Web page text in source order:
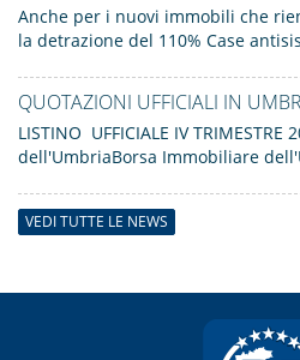
Anche per i nuovi immobili che
la detrazione del 110% Case
QUOTAZIONI UFFICIALI IN
LISTINO UFFICIALE IV
dell'UmbriaBorsa Immobiliare
VEDI TUTTE LE NEWS